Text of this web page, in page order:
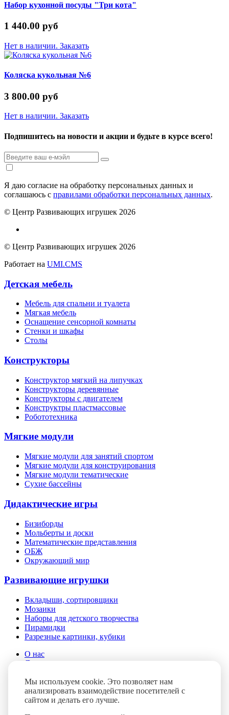
Набор кухонной посуды "Три кота"
1 440.00 руб
Нет в наличии. Заказать
Коляска кукольная №6
3 800.00 руб
Нет в наличии. Заказать
Подпишитесь на новости и акции и будьте в курсе всего!
Я даю согласие на обработку персональных данных и
соглашаюсь с правилами обработки персональных данных.
© Центр Развивающих игрушек 2026
© Центр Развивающих игрушек 2026
Работает на UMI.CMS
Детская мебель
Мебель для спальни и туалета
Мягкая мебель
Оснащение сенсорной комнаты
Стенки и шкафы
Столы
Конструкторы
Конструктор мягкий на липучках
Конструкторы деревянные
Конструкторы с двигателем
Конструктры пластмассовые
Робототехника
Мягкие модули
Мягкие модули для занятий спортом
Мягкие модули для конструирования
Мягкие модули тематические
Сухие бассейны
Дидактические игры
Бизиборды
Мольберты и доски
Математические представления
ОБЖ
Окружающий мир
Развивающие игрушки
Вкладыши, сортировщики
Мозаики
Наборы для детского творчества
Пирамидки
Разрезные картинки, кубики
О нас
Доставка и оплата
Контакты
Блог
Мы используем cookie. Это позволяет нам
анализировать взаимодействие посетителей с
сайтом и делать его лучше.